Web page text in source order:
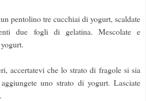
pentolino tre cucchiai di yogurt, scaldate
due fogli di gelatina. Mescolate e
accertatevi che lo strato di fragole si sia
uno strato di yogurt. Lasciate